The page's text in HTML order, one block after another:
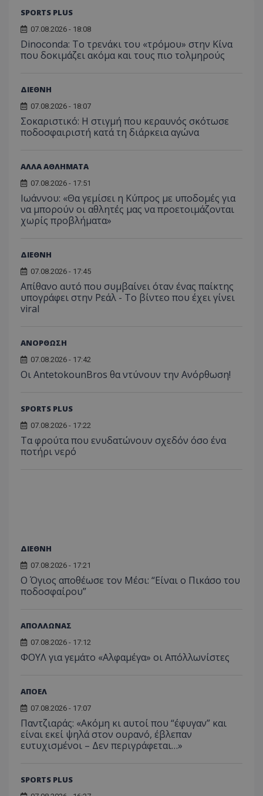
SPORTS PLUS
07.08.2026 - 18:08
Dinoconda: Το τρενάκι του «τρόμου» στην Κίνα
που δοκιμάζει ακόμα και τους πιο τολμηρούς
ΔΙΕΘΝΗ
07.08.2026 - 18:07
Σοκαριστικό: Η στιγμή που κεραυνός σκότωσε
ποδοσφαιριστή κατά τη διάρκεια αγώνα
ΑΛΛΑ ΑΘΛΗΜΑΤΑ
07.08.2026 - 17:51
Ιωάννου: «Θα γεμίσει η Κύπρος με υποδομές για
να μπορούν οι αθλητές μας να προετοιμάζονται
χωρίς προβλήματα»
ΔΙΕΘΝΗ
07.08.2026 - 17:45
Απίθανο αυτό που συμβαίνει όταν ένας παίκτης
υπογράφει στην Ρεάλ - Το βίντεο που έχει γίνει
viral
ΑΝΟΡΘΩΣΗ
07.08.2026 - 17:42
Οι AntetokounBros θα ντύνουν την Ανόρθωση!
SPORTS PLUS
07.08.2026 - 17:22
Τα φρούτα που ενυδατώνουν σχεδόν όσο ένα
ποτήρι νερό
ΔΙΕΘΝΗ
07.08.2026 - 17:21
Ο Όγιος αποθέωσε τον Μέσι: “Είναι ο Πικάσο του
ποδοσφαίρου”
ΑΠΟΛΛΩΝΑΣ
07.08.2026 - 17:12
ΦΟΥΛ για γεμάτο «Αλφαμέγα» οι Απόλλωνίστες
ΑΠΟΕΛ
07.08.2026 - 17:07
Παντζιαράς: «Ακόμη κι αυτοί που “έφυγαν” και
είναι εκεί ψηλά στον ουρανό, έβλεπαν
ευτυχισμένοι – Δεν περιγράφεται…»
SPORTS PLUS